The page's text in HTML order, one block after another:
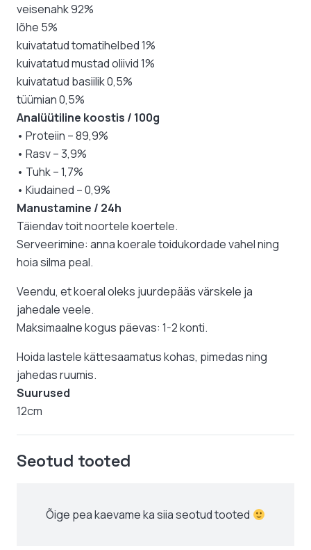
veisenahk 92%
lõhe 5%
kuivatatud tomatihelbed 1%
kuivatatud mustad oliivid 1%
kuivatatud basiilik 0,5%
tüümian 0,5%
Analüütiline koostis / 100g
• Proteiin – 89,9%
• Rasv – 3,9%
• Tuhk – 1,7%
• Kiudained – 0,9%
Manustamine / 24h
Täiendav toit noortele koertele.
Serveerimine: anna koerale toidukordade vahel ning
hoia silma peal.
Veendu, et koeral oleks juurdepääs värskele ja
jahedale veele.
Maksimaalne kogus päevas: 1-2 konti.
Hoida lastele kättesaamatus kohas, pimedas ning
jahedas ruumis.
Suurused
12cm
Seotud tooted
Õige pea kaevame ka siia seotud tooted